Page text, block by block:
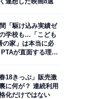
「駆け込み実績ゼ
学校も…「こども
の家」は本当に必
が直面する理想
春18きっぷ」販売激
に何が？ 連続利用
化だけではない